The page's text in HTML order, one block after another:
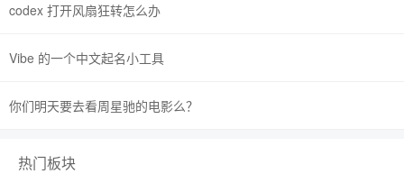
codex 打开风扇狂转怎么办
Vibe 的一个中文起名小工具
你们明天要去看周星驰的电影么？
热门板块